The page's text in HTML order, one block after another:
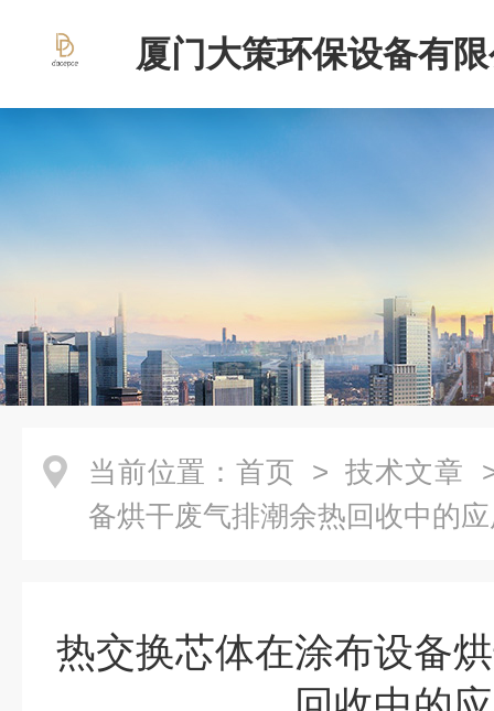
厦门大策环保设备有
当前位置： 首页 > 技术文章
备烘干废气排潮余热回收中的
热交换芯体在涂布设备